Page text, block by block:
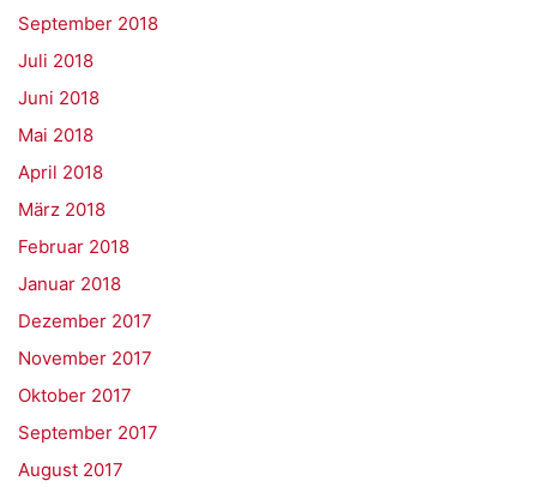
September 2018
Juli 2018
Juni 2018
Mai 2018
April 2018
März 2018
Februar 2018
Januar 2018
Dezember 2017
November 2017
Oktober 2017
September 2017
August 2017